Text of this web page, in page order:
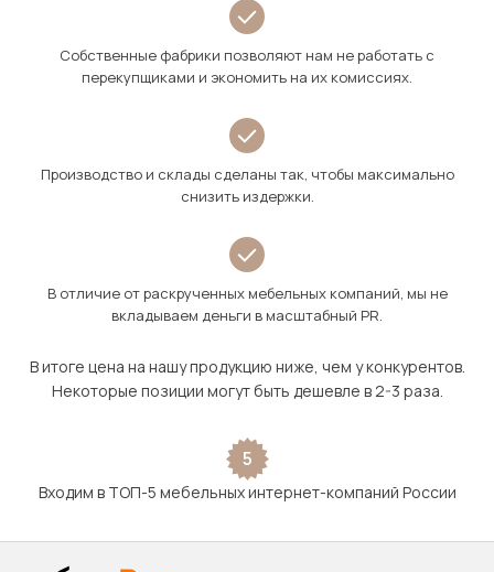
Собственные фабрики позволяют нам не работать с
перекупщиками и экономить на их комиссиях.
Производство и склады сделаны так, чтобы максимально
снизить издержки.
В отличие от раскрученных мебельных компаний, мы не
вкладываем деньги в масштабный PR.
В итоге цена на нашу продукцию ниже, чем у конкурентов.
Некоторые позиции могут быть дешевле в 2-3 раза.
5
Входим в ТОП-5 мебельных интернет-компаний России